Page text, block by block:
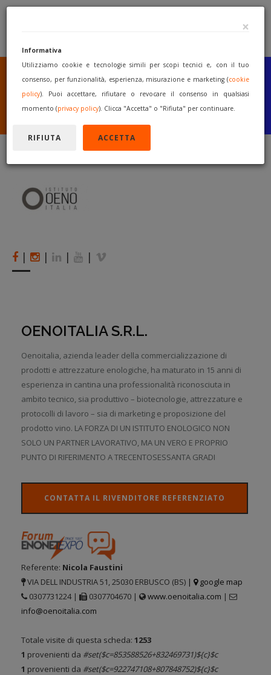
SEI UN COSTRUTTORE
O UN RIVENDITORE?
PUBBLICA GRATUITAMENTE
I TUOI MACCHINARI
INIZIA A VENDERE
| | | |
OENOITALIA S.R.L.
Oenoitalia, azienda leader della commercializzazione di
prodotti e attrezzature enologiche, ha maturato in 15 anni di
esperienza in cantina una professionalità riconosciuta in
ambito tecnico, sia produttivo – biotecnologie, attrezzature e
protocolli di lavoro – sia di marketing e proposizione del
prodotto vino. LA FORZA DI UN ISTITUTO ENOLOGICO NON
SOLO UN PARTNER LAVORATIVO, MA UN VERO E PROPRIO
PUNTO DI RIFERIMENTO A TRECENTOSESSANTA GRADI
CONTATTA IL RIVENDITORE REFERENZIATO
Referente: Nicola Faustini
VIA DELL INDUSTRIA 51, 25030 ERBUSCO (BS) |
google map
0307731224 |
0307704670 | www.oenoitalia.com |
info@oenoitalia.com
Totale visite di questa scheda: 1253
1 provenienti da #set($c=853588526+832469731)${c}$c
1 provenienti da #set($c=922747108+807848752)${c}$c
×
Informativa
Utilizziamo cookie e tecnologie simili per scopi tecnici e, con il tuo
consenso, per funzionalità, esperienza, misurazione e marketing (cookie
policy). Puoi accettare, rifiutare o revocare il consenso in qualsiasi
momento (privacy policy). Clicca "Accetta" o "Rifiuta" per continuare.
RIFIUTA ACCETTA